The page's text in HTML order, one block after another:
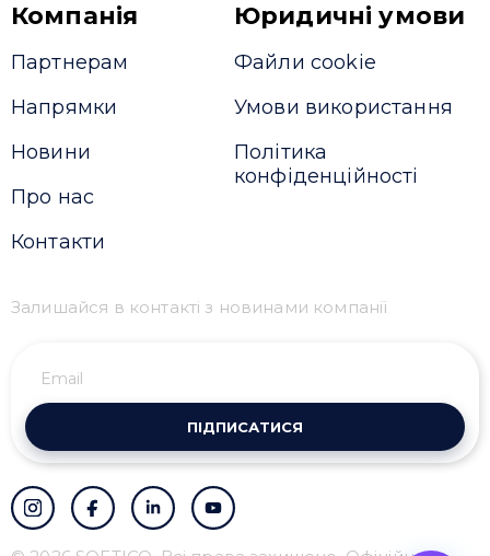
Компанія
Партнерам
Напрямки
Новини
Про нас
Контакти
Юридичні умови
Файли cookie
Умови використання
Політика
конфіденційності
Залишайся в контакті з новинами компанії
ПІДПИСАТИСЯ